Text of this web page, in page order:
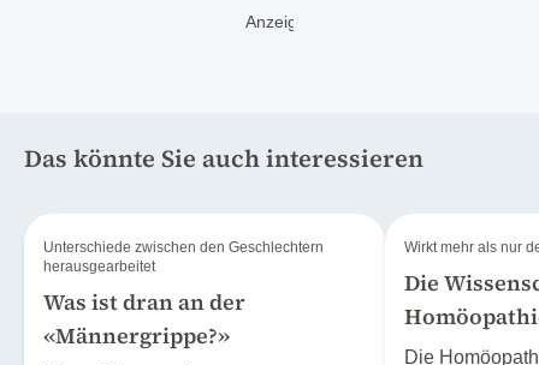
Das könnte Sie auch interessieren
Unterschiede zwischen den Geschlechtern
herausgearbeitet
Was ist dran an der
«Männergrippe?»
Wirkt mehr als nur
Die
Die